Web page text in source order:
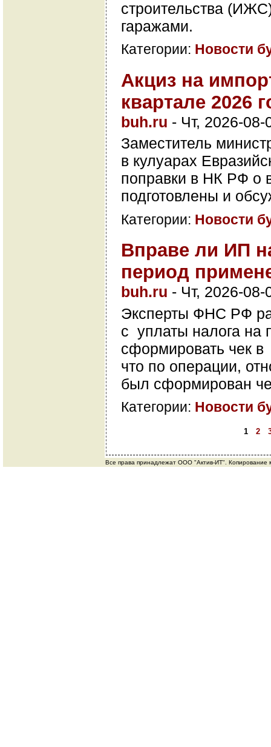
строительства
гаражами.
Категории: Новости
Акциз на
квартале 2026
buh.ru - Чт, 2026-08-
Заместитель
в кулуарах
поправки в НК РФ о
подготовлены и
Категории: Новости
Вправе ли ИП
период
buh.ru - Чт, 2026-08-
Эксперты ФНС РФ
с уплаты налога
сформировать чек
что по операции,
был сформирован
Категории: Новости
1 2
Все права принадлежат ООО "Актив-ИТ". Копирование